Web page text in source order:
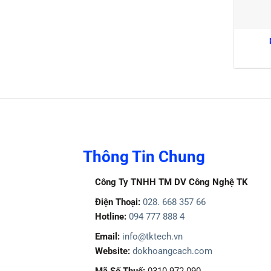
Thông Tin Chung
Công Ty TNHH TM DV Công Nghệ TK
Điện Thoại:028. 668 357 66
Hotline:094 777 888 4
Email:info@tktech.vn
Website: dokhoangcach.com